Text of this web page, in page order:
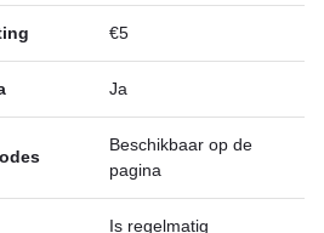
€5
Ja
Beschikbaar op de
pagina
Is regelmatig